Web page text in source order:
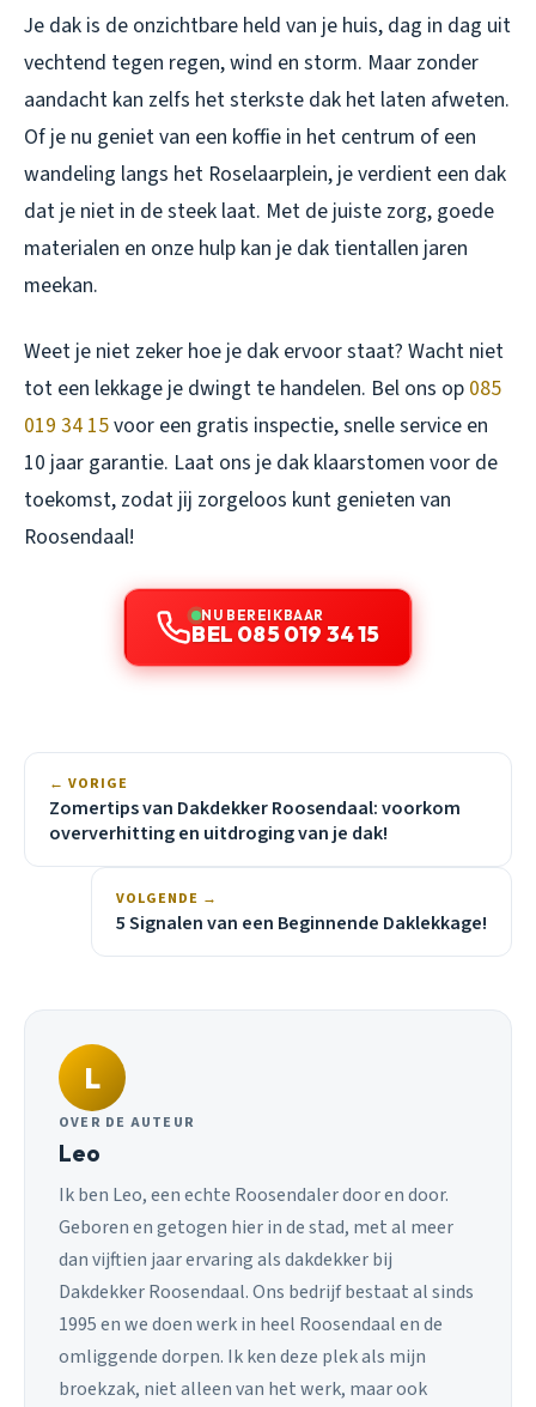
Je dak is de onzichtbare held van je huis, dag in dag uit
vechtend tegen regen, wind en storm. Maar zonder
aandacht kan zelfs het sterkste dak het laten afweten.
Of je nu geniet van een koffie in het centrum of een
wandeling langs het Roselaarplein, je verdient een dak
dat je niet in de steek laat. Met de juiste zorg, goede
materialen en onze hulp kan je dak tientallen jaren
meekan.
Weet je niet zeker hoe je dak ervoor staat? Wacht niet
tot een lekkage je dwingt te handelen. Bel ons op 085
019 34 15voor een gratis inspectie, snelle service en
10 jaar garantie. Laat ons je dak klaarstomen voor de
toekomst, zodat jij zorgeloos kunt genieten van
Roosendaal!
NU BEREIKBAAR
BEL 085 019 34 15
← VORIGE
Zomertips van Dakdekker Roosendaal: voorkom
oververhitting en uitdroging van je dak!
VOLGENDE →
5 Signalen van een Beginnende Daklekkage!
L
OVER DE AUTEUR
Leo
Ik ben Leo, een echte Roosendaler door en door.
Geboren en getogen hier in de stad, met al meer
dan vijftien jaar ervaring als dakdekker bij
Dakdekker Roosendaal. Ons bedrijf bestaat al sinds
1995 en we doen werk in heel Roosendaal en de
omliggende dorpen. Ik ken deze plek als mijn
broekzak, niet alleen van het werk, maar ook